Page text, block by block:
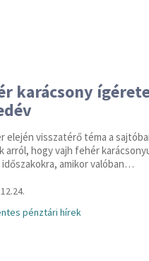
karácsony
elején visszatérő téma a
arról, hogy vajh fehér
időszakokra, amikor valóban…
pénztári hírek